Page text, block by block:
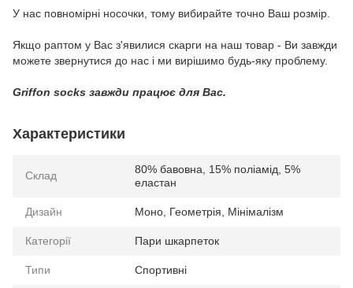
У нас повномірні носочки, тому вибирайте точно Ваш розмір.
Якщо раптом у Вас з'явилися скарги на наш товар - Ви завжди
можете звернутися до нас і ми вирішимо будь-яку проблему.
Griffon socks завжди працює для Вас.
Характеристики
Склад
80% бавовна, 15% поліамід, 5%
еластан
Дизайн Моно, Геометрія, Мінімалізм
Категорії Пари шкарпеток
Типи Спортивні